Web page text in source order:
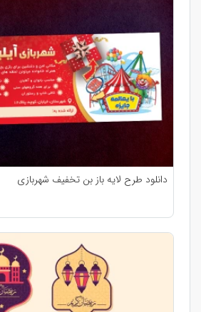
دانلود طرح لایه باز بن تخفیف شهربازی